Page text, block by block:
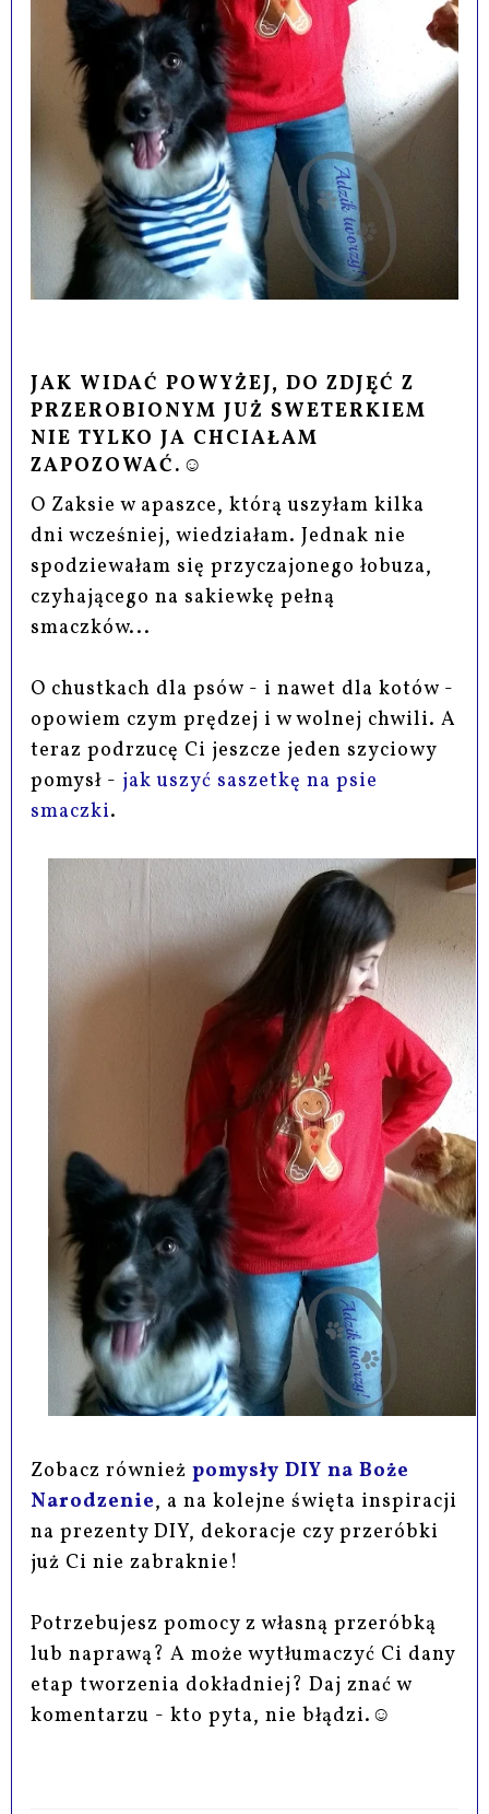
JAK WIDAĆ POWYŻEJ, DO ZDJĘĆ Z
PRZEROBIONYM JUŻ SWETERKIEM
NIE TYLKO JA CHCIAŁAM
ZAPOZOWAĆ. ☺
O Zaksie w apaszce, którą uszyłam kilka
dni wcześniej, wiedziałam. Jednak nie
spodziewałam się przyczajonego łobuza,
czyhającego na sakiewkę pełną
smaczków...
O chustkach dla psów - i nawet dla kotów -
opowiem czym prędzej i w wolnej chwili. A
teraz podrzucę Ci jeszcze jeden szyciowy
pomysł - jak uszyć saszetkę na psie
smaczki.
Zobacz równieżpomysły DIY na Boże
Narodzenie, a na kolejne święta inspiracji
na prezenty DIY, dekoracje czy przeróbki
już Ci nie zabraknie!
Potrzebujesz pomocy z własną przeróbką
lub naprawą? A może wytłumaczyć Ci dany
etap tworzenia dokładniej? Daj znać w
komentarzu - kto pyta, nie błądzi.☺